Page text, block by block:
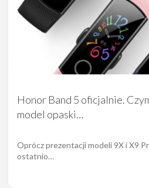
Honor Band 5 oficjalnie.
model opaski…
Oprócz prezentacji modeli 9X i X9
ostatnio…